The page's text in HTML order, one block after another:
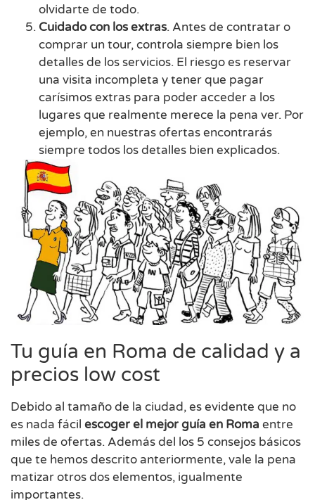
olvidarte de todo.
Cuidado con los extras. Antes de contratar o
comprar un tour, controla siempre bien los
detalles de los servicios. El riesgo es reservar
una visita incompleta y tener que pagar
carísimos extras para poder acceder a los
lugares que realmente merece la pena ver. Por
ejemplo, en nuestras ofertas encontrarás
siempre todos los detalles bien explicados.
Tu guía en Roma de calidad y a
precios low cost
Debido al tamaño de la ciudad, es evidente que no
es nada fácil escoger el mejor guía en Roma entre
miles de ofertas. Además del los 5 consejos básicos
que te hemos descrito anteriormente, vale la pena
matizar otros dos elementos, igualmente
importantes.